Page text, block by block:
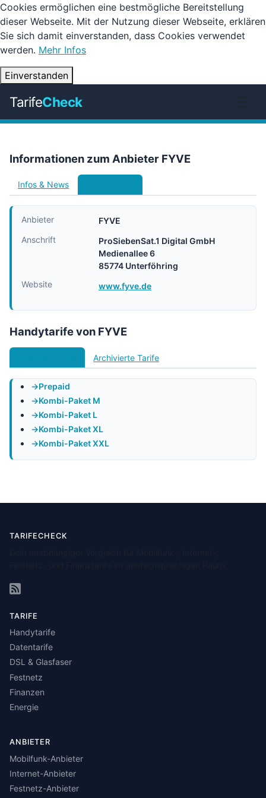
Cookies ermöglichen eine bestmögliche Bereitstellung
dieser Webseite. Mit der Nutzung dieser Webseite, erklären
Sie sich damit einverstanden, dass Cookies verwendet
werden. Mehr Infos
Einverstanden
TarifeCheck
Informationen zum Anbieter FYVE
Infos & News
Anbieter
FYVE
Anschrift
ProSiebenSat.1 Digital GmbH
Medienallee 6
85774 Unterföhring
Website
www.fyve.de
Handytarife von FYVE
Archivierte Tarife
Prepaid
Kombi-Paket M
Kombi-Paket L
Kombi-Paket XL
Kombi-Paket XXL
TARIFECHECK
TARIFE
Handytarife
Datentarife
DSL & Glasfaser
Festnetz
Finanzen
Energie
ANBIETER
Mobilfunk-Anbieter
Internet-Anbieter
Festnetz-Anbieter